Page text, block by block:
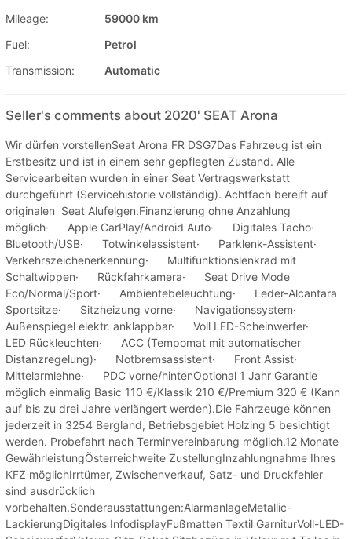
Mileage:
59000 km
Fuel:
Petrol
Transmission:
Automatic
Seller's comments about 2020' SEAT Arona
Wir dürfen vorstellenSeat Arona FR DSG7Das Fahrzeug ist ein
Erstbesitz und ist in einem sehr gepflegten Zustand. Alle
Servicearbeiten wurden in einer Seat Vertragswerkstatt
durchgeführt (Servicehistorie vollständig). Achtfach bereift auf
originalen Seat Alufelgen.Finanzierung ohne Anzahlung
möglich· Apple CarPlay/Android Auto· Digitales Tacho·
Bluetooth/USB· Totwinkelassistent· Parklenk-Assistent·
Verkehrszeichenerkennung· Multifunktionslenkrad mit
Schaltwippen· Rückfahrkamera· Seat Drive Mode
Eco/Normal/Sport· Ambientebeleuchtung· Leder-Alcantara
Sportsitze· Sitzheizung vorne· Navigationssystem·
Außenspiegel elektr. anklappbar· Voll LED-Scheinwerfer·
LED Rückleuchten· ACC (Tempomat mit automatischer
Distanzregelung)· Notbremsassistent· Front Assist·
Mittelarmlehne· PDC vorne/hintenOptional 1 Jahr Garantie
möglich einmalig Basic 110 €/Klassik 210 €/Premium 320 € (Kann
auf bis zu drei Jahre verlängert werden).Die Fahrzeuge können
jederzeit in 3254 Bergland, Betriebsgebiet Holzing 5 besichtigt
werden. Probefahrt nach Terminvereinbarung möglich.12 Monate
GewährleistungÖsterreichweite ZustellungInzahlungnahme Ihres
KFZ möglichIrrtümer, Zwischenverkauf, Satz- und Druckfehler
sind ausdrücklich
vorbehalten.Sonderausstattungen:AlarmanlageMetallic-
LackierungDigitales InfodisplayFußmatten Textil GarniturVoll-LED-